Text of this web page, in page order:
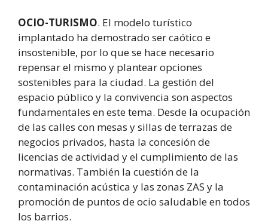
OCIO-TURISMO. El modelo turístico
implantado ha demostrado ser caótico e
insostenible, por lo que se hace necesario
repensar el mismo y plantear opciones
sostenibles para la ciudad. La gestión del
espacio público y la convivencia son aspectos
fundamentales en este tema. Desde la ocupación
de las calles con mesas y sillas de terrazas de
negocios privados, hasta la concesión de
licencias de actividad y el cumplimiento de las
normativas. También la cuestión de la
contaminación acústica y las zonas ZAS y la
promoción de puntos de ocio saludable en todos
los barrios.